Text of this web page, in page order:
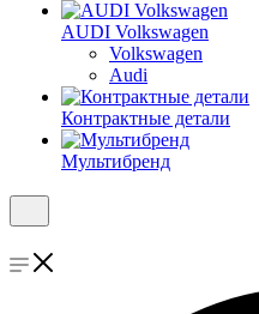
AUDI Volkswagen
Volkswagen
Audi
Контрактные детали
Мультибренд